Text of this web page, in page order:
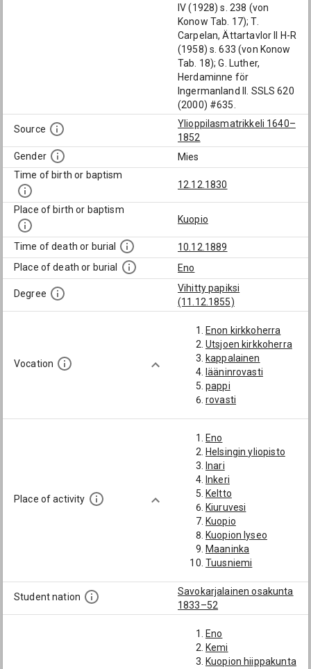
IV (1928) s. 238 (von
Konow Tab. 17); T.
Carpelan, Ättartavlor II H-R
(1958) s. 633 (von Konow
Tab. 18); G. Luther,
Herdaminne för
Ingermanland II. SSLS 620
(2000) #635.
Source
Ylioppilasmatrikkeli 1640–
1852
Gender
Mies
Time of birth or baptism
12.12.1830
Place of birth or baptism
Kuopio
Time of death or burial
10.12.1889
Place of death or burial
Eno
Degree
Vihitty papiksi
(11.12.1855)
Vocation
Enon kirkkoherra
Utsjoen kirkkoherra
kappalainen
lääninrovasti
pappi
rovasti
Place of activity
Eno
Helsingin yliopisto
Inari
Inkeri
Keltto
Kiuruvesi
Kuopio
Kuopion lyseo
Maaninka
Tuusniemi
Student nation
Savokarjalainen osakunta
1833–52
Eno
Kemi
Kuopion hiippakunta